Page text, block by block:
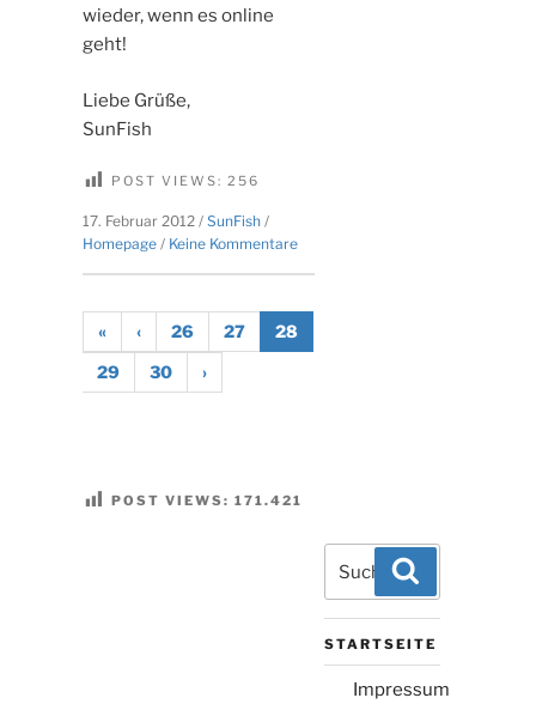
wieder, wenn es online
geht!
Liebe Grüße,
SunFish
POST VIEWS: 256
17. Februar 2012/ SunFish/
Homepage/ Keine Kommentarezu
Mitarbeiter!
« ‹ 26 27
28
29
30 ›
POST VIEWS: 171.421
nach:
STARTSEITE
Impressum